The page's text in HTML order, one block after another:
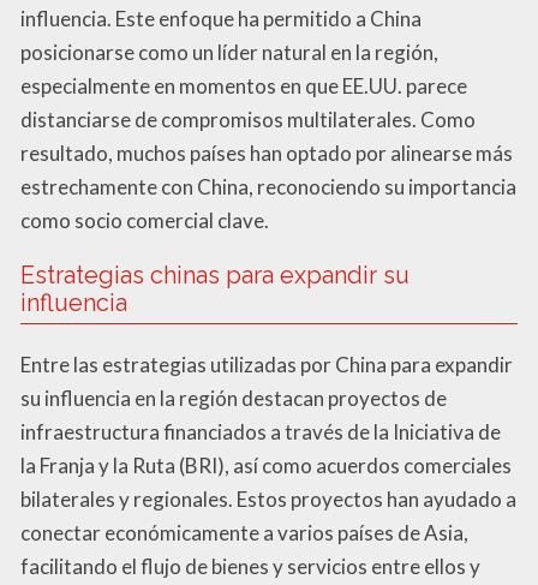
influencia. Este enfoque ha permitido a China
posicionarse como un líder natural en la región,
especialmente en momentos en que EE.UU. parece
distanciarse de compromisos multilaterales. Como
resultado, muchos países han optado por alinearse más
estrechamente con China, reconociendo su importancia
como socio comercial clave.
Estrategias chinas para expandir su
influencia
Entre las estrategias utilizadas por China para expandir
su influencia en la región destacan proyectos de
infraestructura financiados a través de la Iniciativa de
la Franja y la Ruta (BRI), así como acuerdos comerciales
bilaterales y regionales. Estos proyectos han ayudado a
conectar económicamente a varios países de Asia,
facilitando el flujo de bienes y servicios entre ellos y